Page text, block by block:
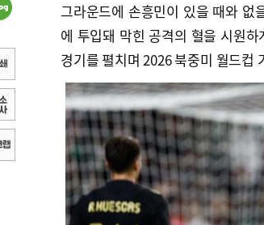
그라운드에 손흥민이 있을 때와 없
에 투입돼 막힌 공격의 혈을 시원
경기를 펼치며 2026 북중미 월드컵